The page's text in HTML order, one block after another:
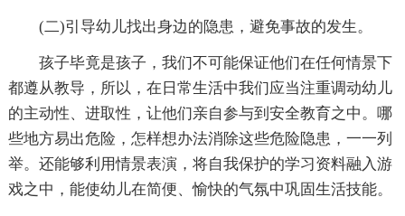
(二)引导幼儿找出身边的隐患，避免事故的发生。
孩子毕竟是孩子，我们不可能保证他们在任何情景下
都遵从教导，所以，在日常生活中我们应当注重调动幼儿
的主动性、进取性，让他们亲自参与到安全教育之中。哪
些地方易出危险，怎样想办法消除这些危险隐患，一一列
举。还能够利用情景表演，将自我保护的学习资料融入游
戏之中，能使幼儿在简便、愉快的气氛中巩固生活技能。